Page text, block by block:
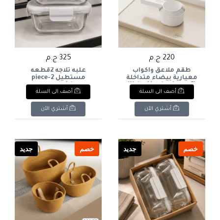
220 ج.م
طقم ملاعق وأكواب
معيارية بيضاء متداخلة
(5 قطع)White Nesting
Measuring Spoons &
Cups Set (5 Pcs)
أضف الى السلة
أشتري الآن
325 ج.م
علبه ثلاجه 2قطعه
مستطيل 2-piece
rectangular refrigerator
box
أضف الى السلة
أشتري الآن
خصم جديد خصم جديد